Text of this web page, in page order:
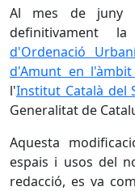
Al mes de juny
definitivament la
d'Ordenació
d'Amunt en
l'Institut Català del
Generalitat de
Aquesta
espais i usos del
redacció, es va